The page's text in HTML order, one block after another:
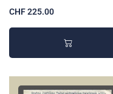
CHF 225.00